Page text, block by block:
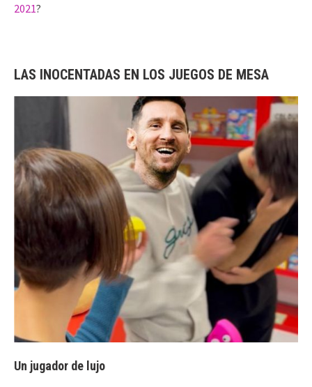
2021?
LAS INOCENTADAS EN LOS JUEGOS DE MESA
Un jugador de lujo